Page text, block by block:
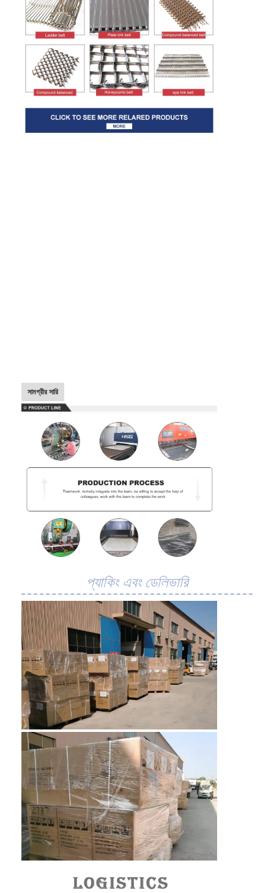
পণ্য
আমাদের সম্পর্কে
কারখানা ভ্রমণ
মান নিয়ন্ত্রণ
আমাদের সাথে যোগাযোগ করুন
সোলার ফটোভোলটাইক মেশ বেল্ট
চেইন মেশ বেল্ট
সর্পিল ফ্রিজার বেল্ট
ওভেন কনভেয়ার বেল্ট
সামগ্রীর সারি
প্যাকিং এবং ডেলিভারি